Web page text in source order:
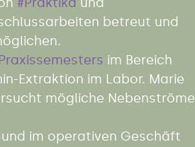
betreut und
im Bereich
Extraktion im Labor. Marie
mögliche Nebenströme
im operativen Geschäft